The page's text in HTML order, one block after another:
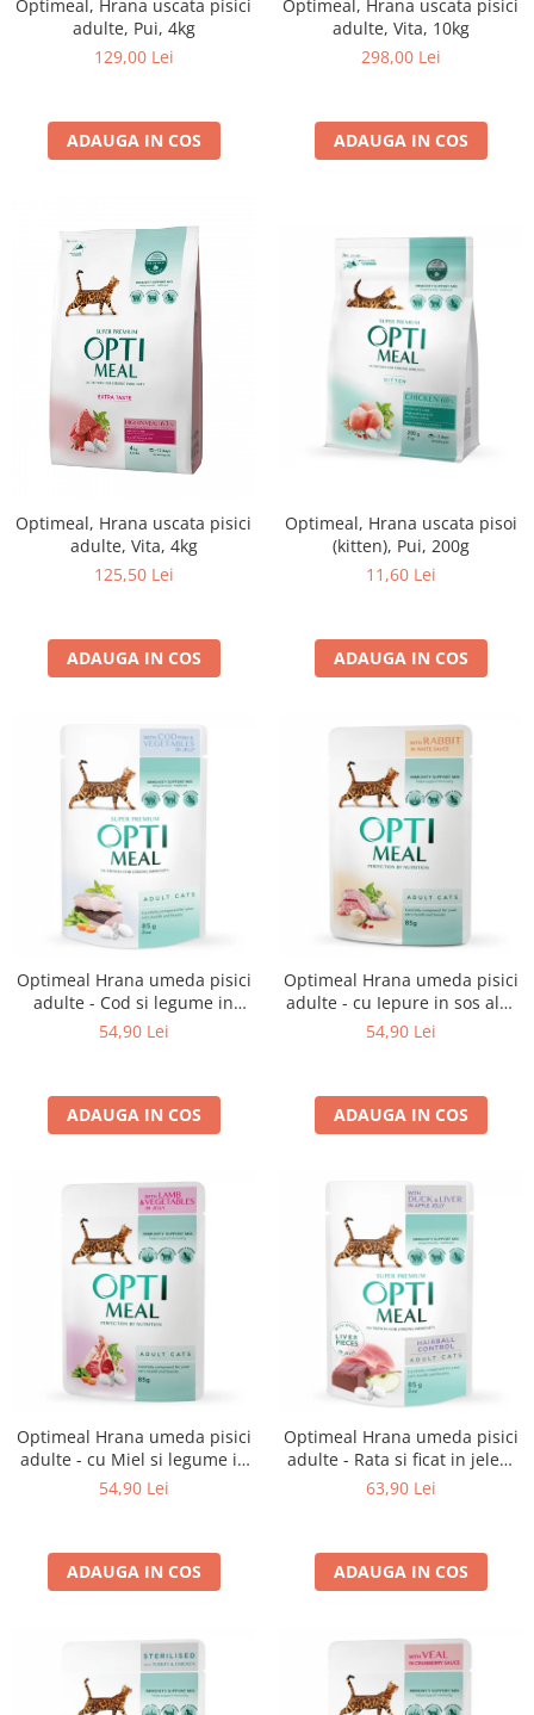
Optimeal, Hrana uscata pisici
adulte, Pui, 4kg
129,00 Lei
ADAUGA IN COS
Optimeal, Hrana uscata pisici
adulte, Vita, 10kg
298,00 Lei
ADAUGA IN COS
Optimeal, Hrana uscata pisici
adulte, Vita, 4kg
125,50 Lei
ADAUGA IN COS
Optimeal, Hrana uscata pisoi
(kitten), Pui, 200g
11,60 Lei
ADAUGA IN COS
Optimeal Hrana umeda pisici
adulte - Cod si legume in
jeleu, set 12*0,085kg
54,90 Lei
ADAUGA IN COS
Optimeal Hrana umeda pisici
adulte - cu Iepure in sos alb,
set 12*0,085kg
54,90 Lei
ADAUGA IN COS
Optimeal Hrana umeda pisici
adulte - cu Miel si legume in
jeleu, set 12*0,085kg
54,90 Lei
ADAUGA IN COS
Optimeal Hrana umeda pisici
adulte - Rata si ficat in jeleu,
set 12*0,085kg
63,90 Lei
ADAUGA IN COS